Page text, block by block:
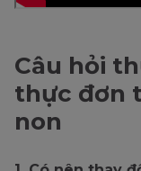
Câu hỏi
thực đơn
non